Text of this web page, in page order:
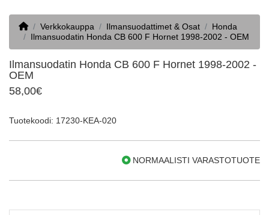
HomeVerkkokauppa Ilmansuodattimet & Osat
Honda
Ilmansuodatin Honda CB 600 F Hornet 1998-2002 - OEM
Ilmansuodatin Honda CB 600 F Hornet 1998-2002 -
OEM
58,00€
Tuotekoodi: 17230-KEA-020
NORMAALISTI VARASTOTUOTE